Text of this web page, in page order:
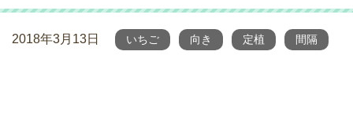
2018年3月13日 いちご 向き 定植 間隔